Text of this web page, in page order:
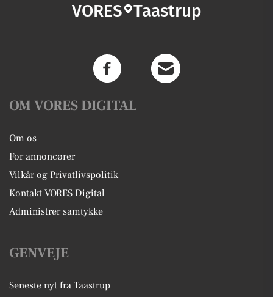
VORES Taastrup
OM VORES DIGITAL
Om os
For annoncører
Vilkår og Privatlivspolitik
Kontakt VORES Digital
Administrer samtykke
GENVEJE
Seneste nyt fra Taastrup